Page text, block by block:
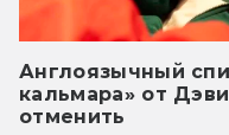
Англоязычный
кальмара» от
отменить